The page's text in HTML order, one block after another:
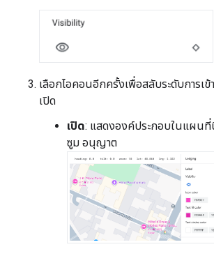
เลือกไอคอนอีกครั้งเพื่อสลับระดับการเข้
เปิด
เปิด: แสดงองค์ประกอบในแผนที่
ซูม อนุญาต